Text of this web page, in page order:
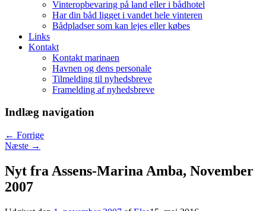
Vinteropbevaring på land eller i bådhotel
Har din båd ligget i vandet hele vinteren
Bådpladser som kan lejes eller købes
Links
Kontakt
Kontakt marinaen
Havnen og dens personale
Tilmelding til nyhedsbreve
Framelding af nyhedsbreve
Indlæg navigation
← Forrige
Næste →
Nyt fra Assens-Marina Amba, November
2007